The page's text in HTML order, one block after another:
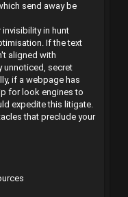
send away be
in hunt
If the text
aligned with
unnoticed, secret
if a webpage has
for look engines to
expedite this litigate.
that preclude your